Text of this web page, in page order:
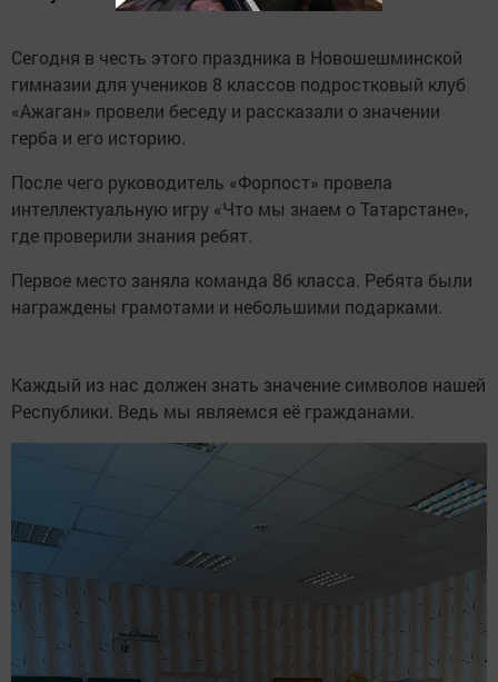
Сегодня в честь этого праздника в Новошешминской
гимназии для учеников 8 классов подростковый клуб
«Ажаган» провели беседу и рассказали о значении
герба и его историю.
После чего руководитель «Форпост» провела
интеллектуальную игру «Что мы знаем о Татарстане»,
где проверили знания ребят.
Первое место заняла команда 8б класса. Ребята были
награждены грамотами и небольшими подарками.
Каждый из нас должен знать значение символов нашей
Республики. Ведь мы являемся её гражданами.